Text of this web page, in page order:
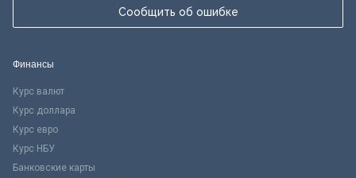
Сообщить об ошибке
Финансы
Курс валют
Курс доллара
Курс евро
Курс НБУ
Банковские карты